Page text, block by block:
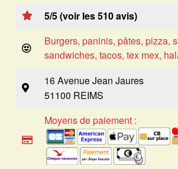
5/5 (voir les 510 avis)
Burgers, paninis, pâtes, pizza,
sandwiches, tacos, tex mex,
16 Avenue Jean Jaures
51100 REIMS
Moyens de paiement :